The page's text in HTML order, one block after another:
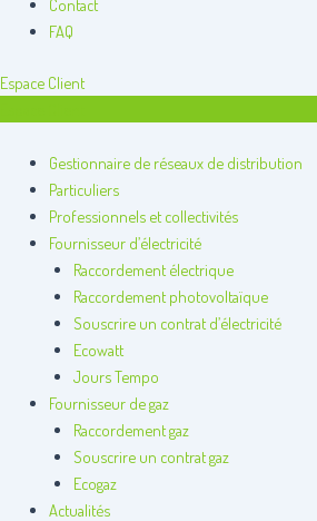
Contact
FAQ
Espace Client
Gestionnaire de réseaux de distribution
Particuliers
Professionnels et collectivités
Fournisseur d’électricité
Raccordement électrique
Raccordement photovoltaïque
Souscrire un contrat d’électricité
Ecowatt
Jours Tempo
Fournisseur de gaz
Raccordement gaz
Souscrire un contrat gaz
Ecogaz
Actualités